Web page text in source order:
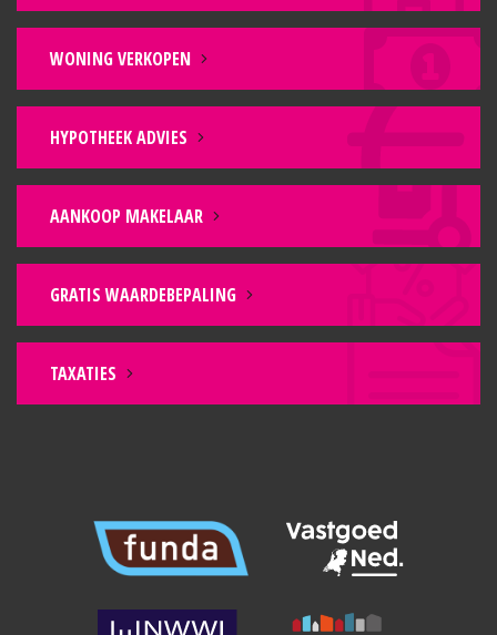
WONING VERKOPEN
HYPOTHEEK ADVIES
AANKOOP MAKELAAR
GRATIS WAARDEBEPALING
TAXATIES